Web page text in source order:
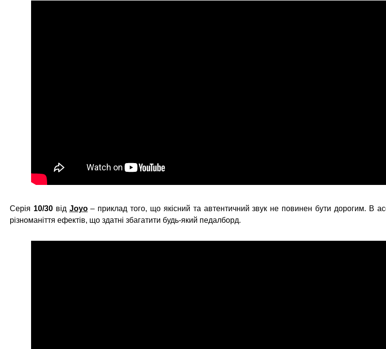
Серія 10/30 від Joyo – приклад того, що якісний та автентичний звук не повинен бути дорогим. В
різноманіття ефектів, що здатні збагатити будь-який педалборд.